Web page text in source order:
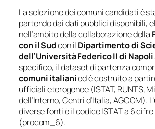
La selezione dei comuni candidati è
partendo dai dati pubblici disponibili,
nell’ambito della collaborazione della
con il Sudcon il Dipartimento di
dell’Università Federico II di Napoli
specifico, il dataset di partenza
comuni italianied è costruito a
ufficiali eterogenee (ISTAT, RUNTS,
dell’Interno, Centri d’Italia, AGCOM).
diverse fonti è il codice ISTAT a 6
(procom_6).